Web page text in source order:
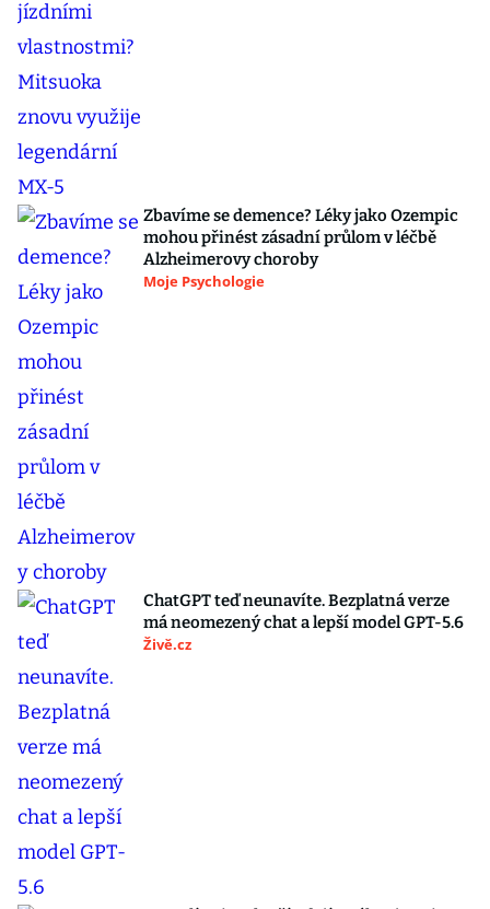
Zbavíme se demence? Léky jako Ozempic
mohou přinést zásadní průlom v léčbě
Alzheimerovy choroby
Moje Psychologie
ChatGPT teď neunavíte. Bezplatná verze
má neomezený chat a lepší model GPT-5.6
Živě.cz